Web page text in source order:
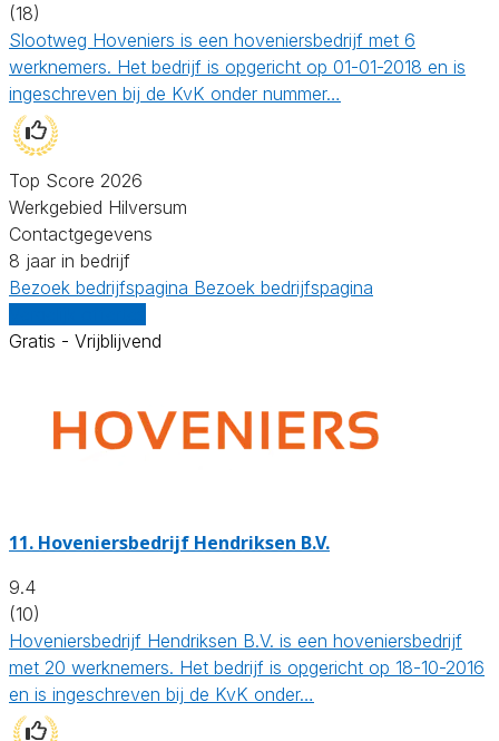
(18)
Slootweg Hoveniers is een hoveniersbedrijf met 6
werknemers. Het bedrijf is opgericht op 01-01-2018 en is
ingeschreven bij de KvK onder nummer…
Top Score 2026
Werkgebied Hilversum
Contactgegevens
8 jaar in bedrijf
Bezoek bedrijfspagina Bezoek bedrijfspagina
Gratis - Vrijblijvend
11. Hoveniersbedrijf Hendriksen B.V.
9.4
(10)
Hoveniersbedrijf Hendriksen B.V. is een hoveniersbedrijf
met 20 werknemers. Het bedrijf is opgericht op 18-10-2016
en is ingeschreven bij de KvK onder…